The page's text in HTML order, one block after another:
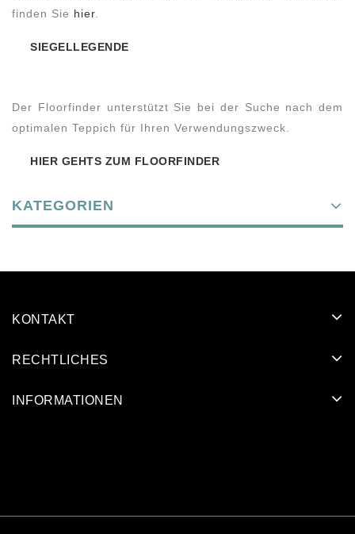
finden Sie hier
SIEGELLEGENDE
Der Floorfinder unterstützt Sie bei der Suche nach dem
optimalen Teppich für Ihren Verwendungszweck.
HIER GEHTS ZUM FLOORFINDER
KATEGORIEN
KONTAKT
RECHTLICHES
INFORMATIONEN